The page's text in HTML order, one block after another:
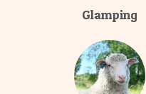
Glamping